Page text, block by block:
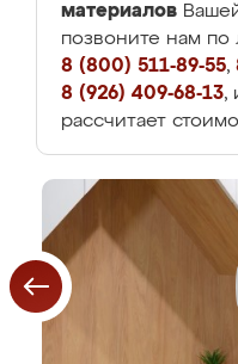
материалов
позвоните нам
8 (800) 511-89-55,
8 (926) 409-68-13,
рассчитает